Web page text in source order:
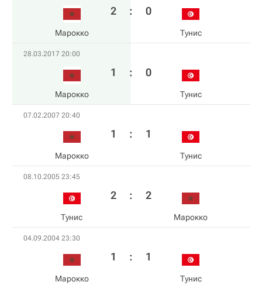
Марокко
2 : 0
Тунис
28.03.2017 20:00
Марокко
1 : 0
Тунис
07.02.2007 20:40
Марокко
1 : 1
Тунис
08.10.2005 23:45
Тунис
2 : 2
Марокко
04.09.2004 23:30
Марокко
1 : 1
Тунис